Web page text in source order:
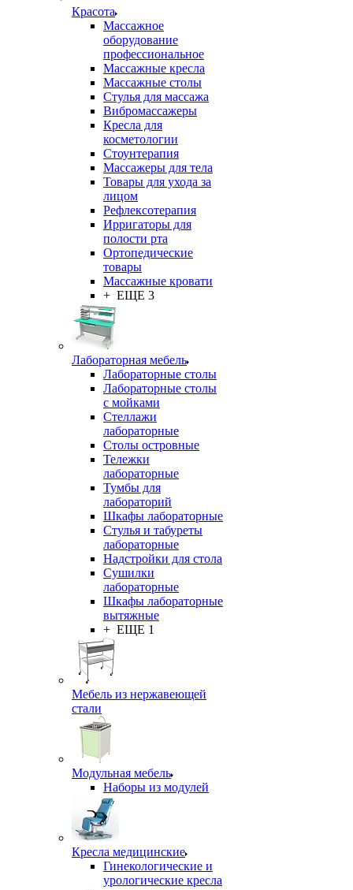
Красота
Массажное
оборудование
профессиональное
Массажные кресла
Массажные столы
Стулья для массажа
Вибромассажеры
Кресла для
косметологии
Стоунтерапия
Массажеры для тела
Товары для ухода за
лицом
Рефлексотерапия
Ирригаторы для
полости рта
Ортопедические
товары
Массажные кровати
+ ЕЩЕ 3
Лабораторная мебель
Лабораторные столы
Лабораторные столы
с мойками
Стеллажи
лабораторные
Столы островные
Тележки
лабораторные
Тумбы для
лабораторий
Шкафы лабораторные
Стулья и табуреты
лабораторные
Надстройки для стола
Сушилки
лабораторные
Шкафы лабораторные
вытяжные
+ ЕЩЕ 1
Мебель из нержавеющей
стали
Модульная мебель
Наборы из модулей
Кресла медицинские
Гинекологические и
урологические кресла